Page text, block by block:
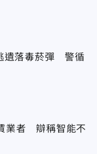
遺落毒菸彈 警循
業者 辯稱智能不